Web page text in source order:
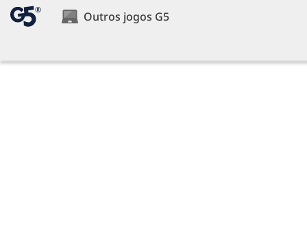
® Outros jogos G5